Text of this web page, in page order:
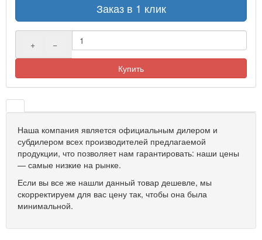
Заказ в 1 клик
+ −
Купить
Наша компания является официальным дилером и
субдилером всех производителей предлагаемой
продукции, что позволяет нам гарантировать: наши цены
— самые низкие на рынке.
Если вы все же нашли данный товар дешевле, мы
скорректируем для вас цену так, чтобы она была
минимальной.